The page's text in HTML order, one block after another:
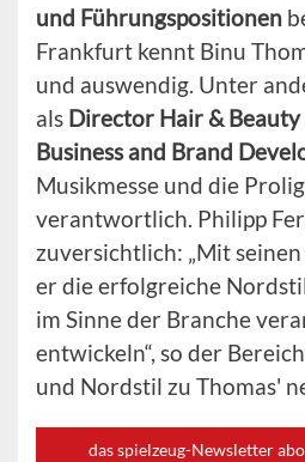
und Führungspositionen
Frankfurt kennt Binu
und auswendig. Unter
als Director Hair & Beauty
Business and Brand
Musikmesse und die
verantwortlich. Philipp
zuversichtlich: „Mit
er die erfolgreiche
im Sinne der Branche
entwickeln“, so der
und Nordstil zu Thomas'
das spielzeug-Newsletter